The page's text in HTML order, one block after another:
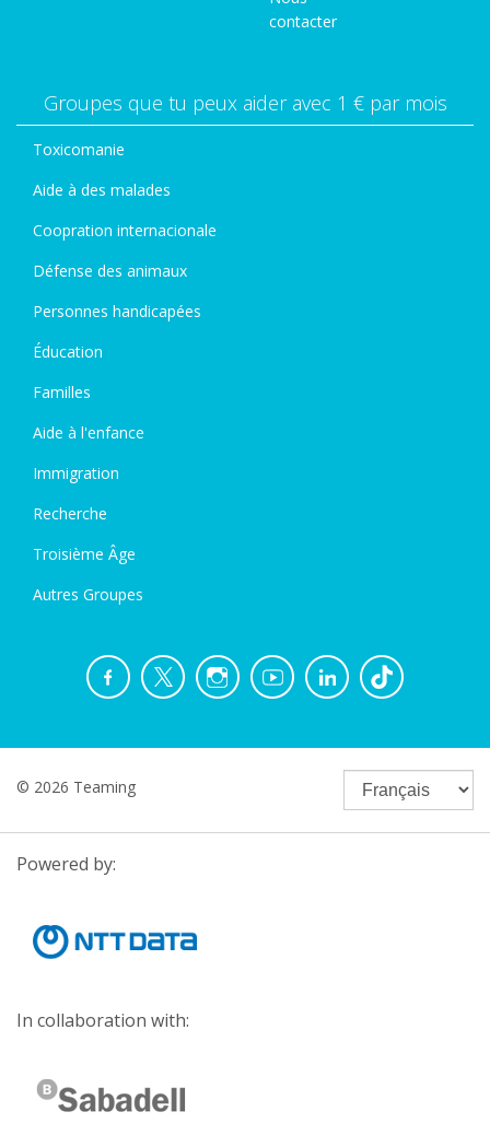
contacter
Groupes que tu peux aider avec 1 € par mois
Toxicomanie
Aide à des malades
Coopration internacionale
Défense des animaux
Personnes handicapées
Éducation
Familles
Aide à l'enfance
Immigration
Recherche
Troisième Âge
Autres Groupes
© 2026 Teaming
Powered by:
In collaboration with: